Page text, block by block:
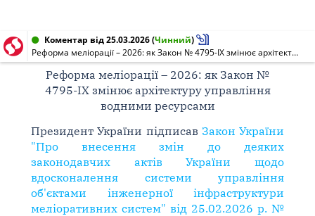
Коментар від 25.03.2026(Чинний)
Реформа меліорації – 2026: як Закон № 4795-IX змінює архітектуру управління водними ресурсами
Реформа меліорації – 2026: як Закон №
4795-IX змінює архітектуру управління
водними ресурсами
Президент України підписав Закон України
"Про внесення змін до деяких
законодавчих актів України щодо
вдосконалення системи управління
об'єктами інженерної інфраструктури
меліоративних систем" від 25.02.2026 р. №